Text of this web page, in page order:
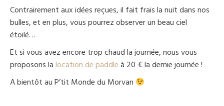
Contrairement aux idées reçues, il fait frais la nuit dans nos
bulles, et en plus, vous pourrez observer un beau ciel
étoilé…
Et si vous avez encore trop chaud la journée, nous vous
proposons lalocation de paddleà 20 € la demie journée !
A bientôt au P’tit Monde du Morvan